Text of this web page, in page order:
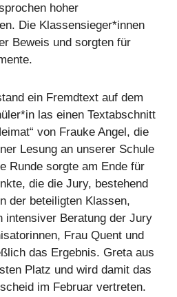
hoher
Die Klassensieger*innen
Beweis und sorgten für
ein Fremdtext auf dem
las einen Textabschnitt
von Frauke Angel, die
Lesung an unserer Schule
Runde sorgte am Ende für
die die Jury, bestehend
der beteiligten Klassen,
intensiver Beratung der Jury
Frau Quent und
das Ergebnis. Greta aus
Platz und wird damit das
im Februar vertreten.